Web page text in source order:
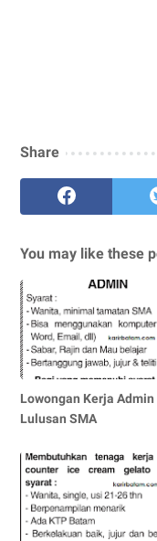
Share
You may like these
Lowongan Kerja Admin
Lulusan SMA